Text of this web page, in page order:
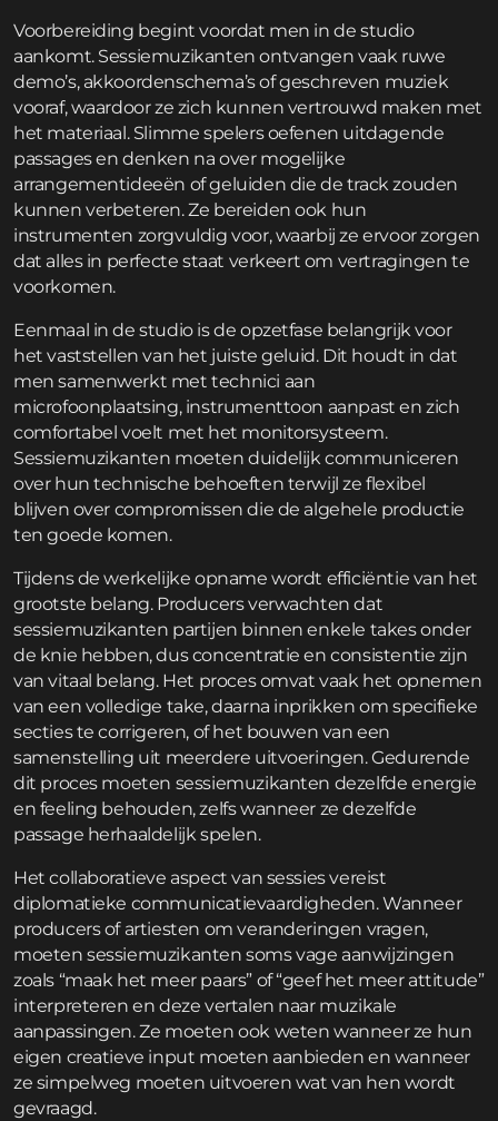
Voorbereiding begint voordat men in de studio
aankomt. Sessiemuzikanten ontvangen vaak ruwe
demo’s, akkoordenschema’s of geschreven muziek
vooraf, waardoor ze zich kunnen vertrouwd maken met
het materiaal. Slimme spelers oefenen uitdagende
passages en denken na over mogelijke
arrangementideeën of geluiden die de track zouden
kunnen verbeteren. Ze bereiden ook hun
instrumenten zorgvuldig voor, waarbij ze ervoor zorgen
dat alles in perfecte staat verkeert om vertragingen te
voorkomen.
Eenmaal in de studio is de opzetfase belangrijk voor
het vaststellen van het juiste geluid. Dit houdt in dat
men samenwerkt met technici aan
microfoonplaatsing, instrumenttoon aanpast en zich
comfortabel voelt met het monitorsysteem.
Sessiemuzikanten moeten duidelijk communiceren
over hun technische behoeften terwijl ze flexibel
blijven over compromissen die de algehele productie
ten goede komen.
Tijdens de werkelijke opname wordt efficiëntie van het
grootste belang. Producers verwachten dat
sessiemuzikanten partijen binnen enkele takes onder
de knie hebben, dus concentratie en consistentie zijn
van vitaal belang. Het proces omvat vaak het opnemen
van een volledige take, daarna inprikken om specifieke
secties te corrigeren, of het bouwen van een
samenstelling uit meerdere uitvoeringen. Gedurende
dit proces moeten sessiemuzikanten dezelfde energie
en feeling behouden, zelfs wanneer ze dezelfde
passage herhaaldelijk spelen.
Het collaboratieve aspect van sessies vereist
diplomatieke communicatievaardigheden. Wanneer
producers of artiesten om veranderingen vragen,
moeten sessiemuzikanten soms vage aanwijzingen
zoals “maak het meer paars” of “geef het meer attitude”
interpreteren en deze vertalen naar muzikale
aanpassingen. Ze moeten ook weten wanneer ze hun
eigen creatieve input moeten aanbieden en wanneer
ze simpelweg moeten uitvoeren wat van hen wordt
gevraagd.